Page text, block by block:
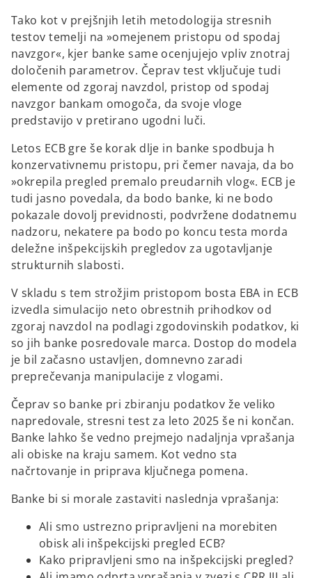
e
w
t
a
b
Tako kot v prejšnjih letih metodologija stresnih
testov temelji na »omejenem pristopu od spodaj
navzgor«, kjer banke same ocenjujejo vpliv znotraj
določenih parametrov. Čeprav test vključuje tudi
elemente od zgoraj navzdol, pristop od spodaj
navzgor bankam omogoča, da svoje vloge
predstavijo v pretirano ugodni luči.
Letos ECB gre še korak dlje in banke spodbuja h
konzervativnemu pristopu, pri čemer navaja, da bo
»okrepila pregled premalo preudarnih vlog«. ECB je
tudi jasno povedala, da bodo banke, ki ne bodo
pokazale dovolj previdnosti, podvržene dodatnemu
nadzoru, nekatere pa bodo po koncu testa morda
deležne inšpekcijskih pregledov za ugotavljanje
strukturnih slabosti.
V skladu s tem strožjim pristopom bosta EBA in ECB
izvedla simulacijo neto obrestnih prihodkov od
zgoraj navzdol na podlagi zgodovinskih podatkov, ki
so jih banke posredovale marca. Dostop do modela
je bil začasno ustavljen, domnevno zaradi
preprečevanja manipulacije z vlogami.
Čeprav so banke pri zbiranju podatkov že veliko
napredovale, stresni test za leto 2025 še ni končan.
Banke lahko še vedno prejmejo nadaljnja vprašanja
ali obiske na kraju samem. Kot vedno sta
načrtovanje in priprava ključnega pomena.
Banke bi si morale zastaviti naslednja vprašanja:
Ali smo ustrezno pripravljeni na morebiten
obisk ali inšpekcijski pregled ECB?
Kako pripravljeni smo na inšpekcijski pregled?